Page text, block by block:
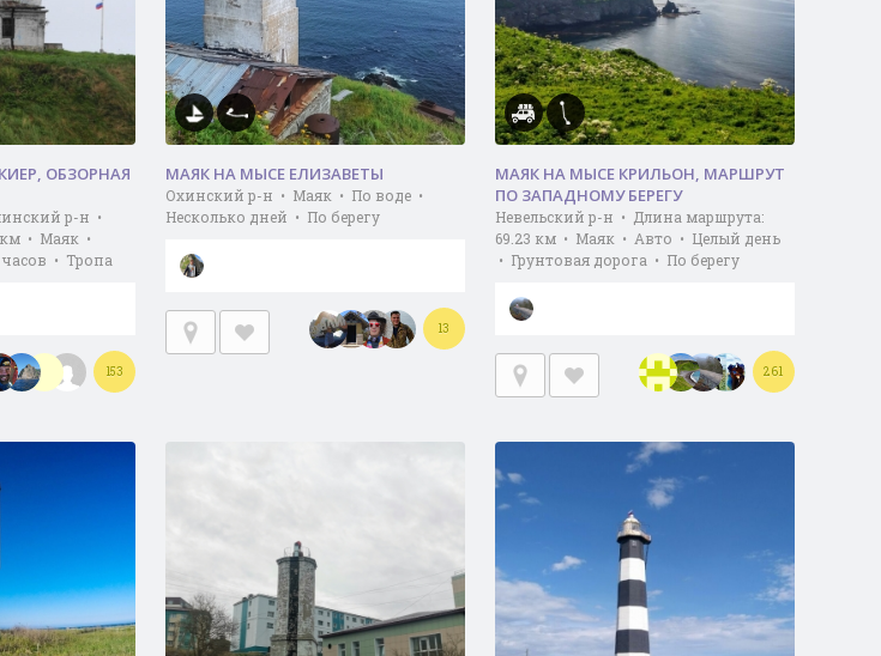
ОБЗОРНАЯ
р-н •
• Маяк •
• Тропа
153
МАЯК НА МЫСЕ ЕЛИЗАВЕТЫ
Охинский р-н • Маяк • По воде •
Несколько дней • По берегу
13
МАЯК НА МЫСЕ КРИЛЬОН, МАРШРУТ
ПО ЗАПАДНОМУ БЕРЕГУ
Невельский р-н • Длина маршрута:
69.23 км • Маяк • Авто • Целый день
• Грунтовая дорога • По берегу
261